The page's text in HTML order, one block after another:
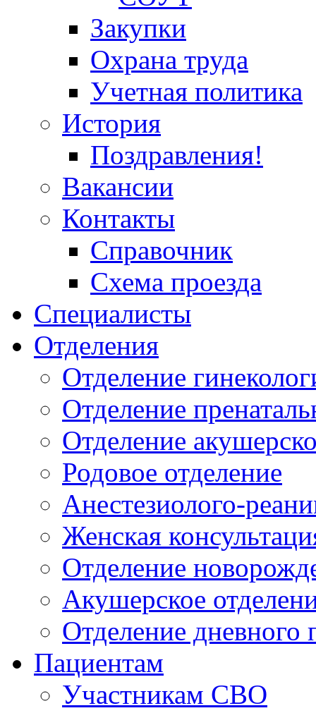
Закупки
Охрана труда
Учетная политика
История
Поздравления!
Вакансии
Контакты
Справочник
Схема проезда
Специалисты
Отделения
Отделение
Отделение
Отделение
Родовое отделение
Анестезиолого-
Женская
Отделение
Акушерское
Отделение дневного
Пациентам
Участникам СВО